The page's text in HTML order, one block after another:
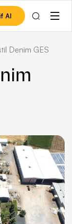
Al
Denim GES